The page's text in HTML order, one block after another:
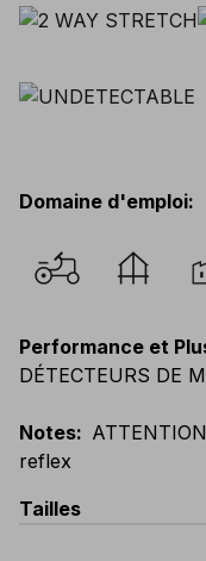
Domaine d'emploi:
Performance et
DÉTECTEURS DE
Notes:
reflex
Tailles